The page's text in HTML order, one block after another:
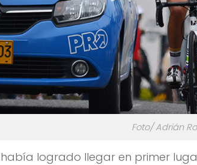
Foto/ Adrián
logrado llegar en primer